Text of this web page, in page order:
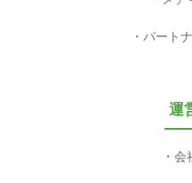
パート
運
会